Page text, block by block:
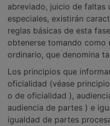
abreviado, juicio de faltas
especiales, existirán
reglas básicas de esta
obtenerse tomando
ordinario, que denomina
Los principios que
oficialidad (véase
o de oficialidad ),
audiencia de partes ) e
igualdad de partes